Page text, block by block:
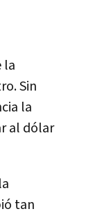
la
Sin
la
al dólar
tan